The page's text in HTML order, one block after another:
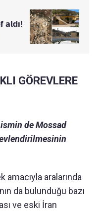
aldı!
GÖREVLERE
de Mossad
aralarında
da bulunduğu bazı
ve eski İran